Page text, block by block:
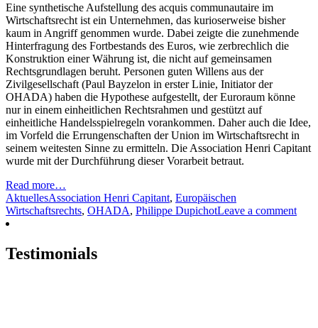
Eine synthetische Aufstellung des acquis communautaire im
Wirtschaftsrecht ist ein Unternehmen, das kurioserweise bisher
kaum in Angriff genommen wurde. Dabei zeigte die zunehmende
Hinterfragung des Fortbestands des Euros, wie zerbrechlich die
Konstruktion einer Währung ist, die nicht auf gemeinsamen
Rechtsgrundlagen beruht. Personen guten Willens aus der
Zivilgesellschaft (Paul Bayzelon in erster Linie, Initiator der
OHADA) haben die Hypothese aufgestellt, der Euroraum könne
nur in einem einheitlichen Rechtsrahmen und gestützt auf
einheitliche Handelsspielregeln vorankommen. Daher auch die Idee,
im Vorfeld die Errungenschaften der Union im Wirtschaftsrecht in
seinem weitesten Sinne zu ermitteln. Die Association Henri Capitant
wurde mit der Durchführung dieser Vorarbeit betraut.
Read more…
AktuellesAssociation Henri Capitant, Europäischen
Wirtschaftsrechts, OHADA, Philippe DupichotLeave a comment
Testimonials